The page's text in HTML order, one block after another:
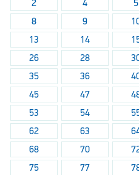
2 4 5
8
9
13
14
26
28
35
36
45
47
53
54
62
63
68
70
75
77